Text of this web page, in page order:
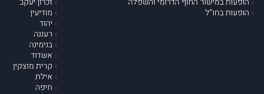
הופעות בחו”ל
מודיעין
יהוד
רעננה
בנימינה
אשדוד
קרית מוצקין
אילת
חיפה